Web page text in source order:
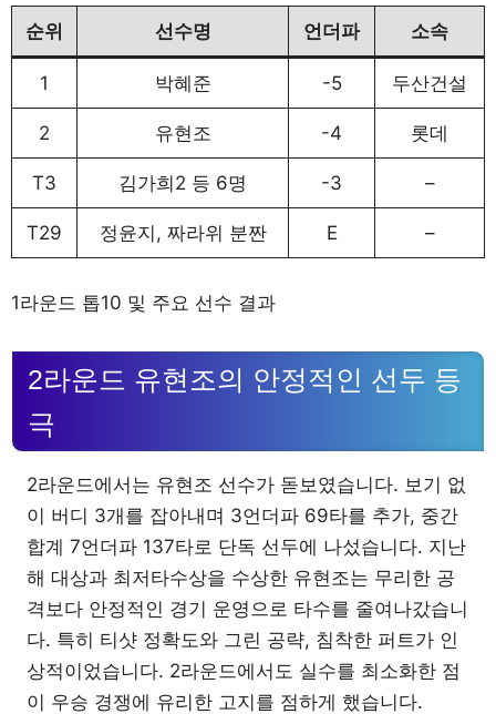
순위 선수명 언더파 소속
1 박혜준 -5 두산건설
2 유현조 -4 롯데
T3 김가희2 등 6명 -3 –
T29 정윤지, 짜라위 분짠 E –
1라운드 톱10 및 주요 선수 결과
2라운드 유현조의 안정적인 선두 등
극
2라운드에서는 유현조 선수가 돋보였습니다. 보기 없
이 버디 3개를 잡아내며 3언더파 69타를 추가, 중간
합계 7언더파 137타로 단독 선두에 나섰습니다. 지난
해 대상과 최저타수상을 수상한 유현조는 무리한 공
격보다 안정적인 경기 운영으로 타수를 줄여나갔습니
다. 특히 티샷 정확도와 그린 공략, 침착한 퍼트가 인
상적이었습니다. 2라운드에서도 실수를 최소화한 점
이 우승 경쟁에 유리한 고지를 점하게 했습니다.